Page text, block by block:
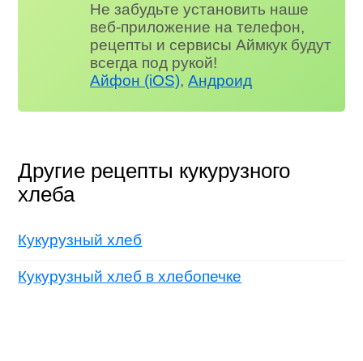
Не забудьте установить наше
веб-приложение на телефон,
рецепты и сервисы Аймкук будут
всегда под рукой!
Айфон (iOS),Андроид
Другие рецепты кукурузного
хлеба
Кукурузный хлеб
Кукурузный хлеб в хлебопечке